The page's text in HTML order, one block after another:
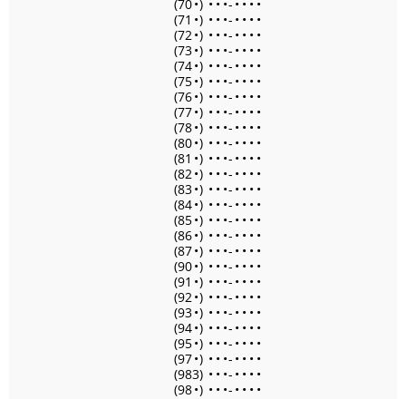
(70•) • • •- • • • •
(71 •) • • •- • • • •
(72•) • • •- • • • •
(73•) • • •- • • • •
(74•) • • •- • • • •
(75•) • • •- • • • •
(76•) • • •- • • • •
(77•) • • •- • • • •
(78•) • • •- • • • •
(80•) • • •- • • • •
(81 •) • • •- • • • •
(82•) • • •- • • • •
(83•) • • •- • • • •
(84•) • • •- • • • •
(85•) • • •- • • • •
(86•) • • •- • • • •
(87•) • • •- • • • •
(90•) • • •- • • • •
(91 •) • • •- • • • •
(92•) • • •- • • • •
(93•) • • •- • • • •
(94•) • • •- • • • •
(95•) • • •- • • • •
(97•) • • •- • • • •
(983) • • •- • • • •
(98•) • • •- • • • •